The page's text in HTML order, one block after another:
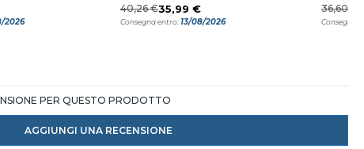
2026
40,26 €35,99 €
Consegna entro:13/08/2026
36,60 €
Consegna
PER QUESTO PRODOTTO
AGGIUNGI UNA RECENSIONE